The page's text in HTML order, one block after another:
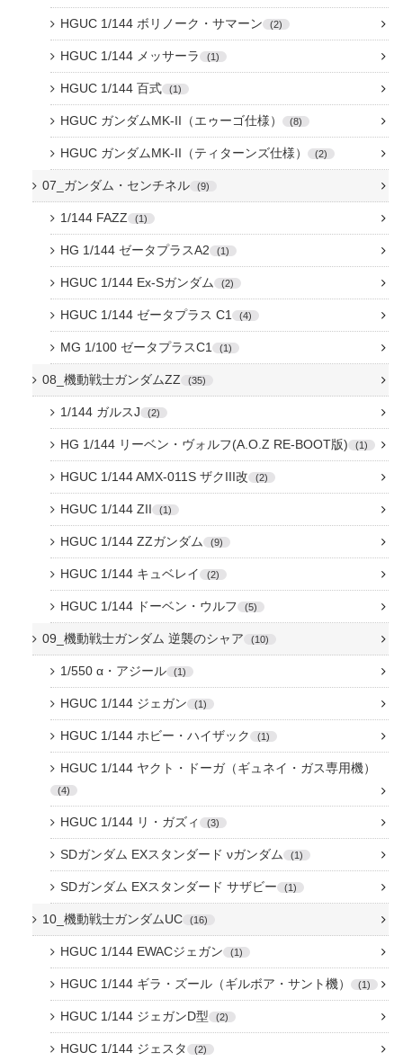
HGUC 1/144 ボリノーク・サマーン 2
HGUC 1/144 メッサーラ 1
HGUC 1/144 百式 1
HGUC ガンダムMK-II（エゥーゴ仕様） 8
HGUC ガンダムMK-II（ティターンズ仕様） 2
07_ガンダム・センチネル 9
1/144 FAZZ 1
HG 1/144 ゼータプラスA2 1
HGUC 1/144 Ex-Sガンダム 2
HGUC 1/144 ゼータプラス C1 4
MG 1/100 ゼータプラスC1 1
08_機動戦士ガンダムZZ 35
1/144 ガルスJ 2
HG 1/144 リーベン・ヴォルフ(A.O.Z RE-BOOT版) 1
HGUC 1/144 AMX-011S ザクIII改 2
HGUC 1/144 ZII 1
HGUC 1/144 ZZガンダム 9
HGUC 1/144 キュベレイ 2
HGUC 1/144 ドーベン・ウルフ 5
09_機動戦士ガンダム 逆襲のシャア 10
1/550 α・アジール 1
HGUC 1/144 ジェガン 1
HGUC 1/144 ホビー・ハイザック 1
HGUC 1/144 ヤクト・ドーガ（ギュネイ・ガス専用機）
4
HGUC 1/144 リ・ガズィ 3
SDガンダム EXスタンダード νガンダム 1
SDガンダム EXスタンダード サザビー 1
10_機動戦士ガンダムUC 16
HGUC 1/144 EWACジェガン 1
HGUC 1/144 ギラ・ズール（ギルボア・サント機） 1
HGUC 1/144 ジェガンD型 2
HGUC 1/144 ジェスタ 2